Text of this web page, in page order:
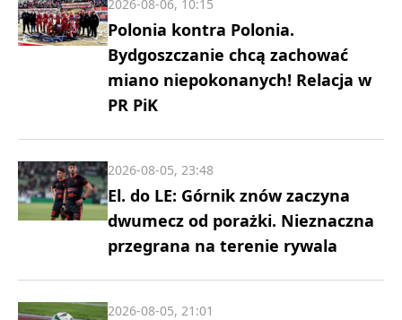
Polonia kontra Polonia.
Bydgoszczanie chcą zachować
miano niepokonanych! Relacja w
PR PiK
2026-08-06, 10:15
El. do LE: Górnik znów zaczyna
dwumecz od porażki. Nieznaczna
przegrana na terenie rywala
2026-08-05, 23:48
2026-08-05, 21:01